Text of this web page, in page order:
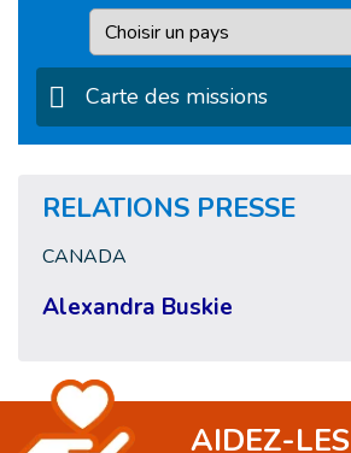
Pays
Carte des missions
RELATIONS PRESSE
CANADA
Alexandra Buskie
AIDEZ-LES